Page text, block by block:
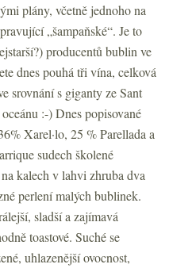
plány, včetně jednoho na
„šampaňské“. Je to
producentů bublin ve
dnes pouhá tři vína, celková
srovnání s giganty ze Sant
:-) Dnes popisované
Xarel·lo, 25 % Parellada a
sudech školené
kalech v lahvi zhruba dva
perlení malých bublinek.
sladší a zajímavá
toastové. Suché se
uhlazenější ovocnost,